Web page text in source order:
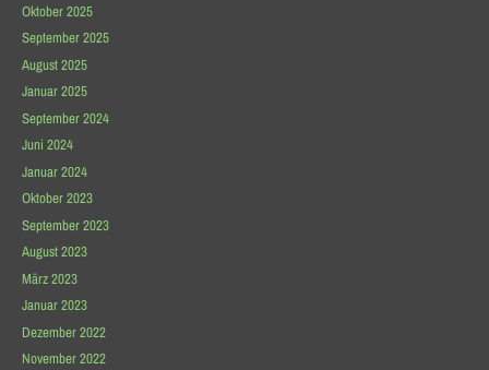
Oktober 2025
September 2025
August 2025
Januar 2025
September 2024
Juni 2024
Januar 2024
Oktober 2023
September 2023
August 2023
März 2023
Januar 2023
Dezember 2022
November 2022